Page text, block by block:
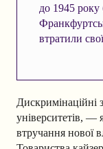
до 1945 року
втратили
Дискримінаційні
університетів, —
втручання нової